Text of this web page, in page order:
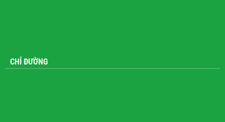
CHỈ ĐƯỜNG